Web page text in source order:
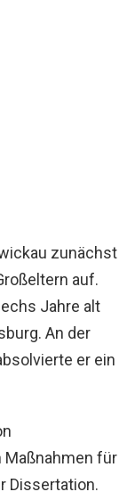
zunächst
auf.
Jahre alt
An der
er ein
für
Dissertation.